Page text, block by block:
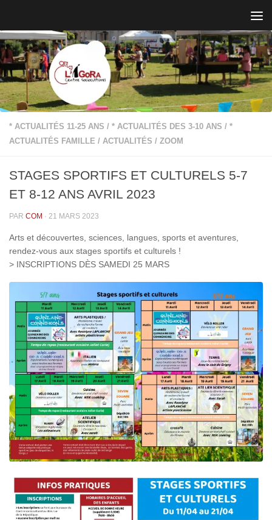
* ACTUALITÉS 11-25 ANS / * ACTUALITÉS DES 3-10 ANS / *
ACTUALITÉS FAMILLE / ACTUALITÉS / ZOOM
STAGES SPORTIFS ET CULTURELS 5-7
ET 8-12 ANS AVRIL 2023
PAR COM · 21 MARS 2023
Arts et découvertes, sciences, langues, sports et aventures,
rendez-vous aux stages sportifs et culturels !
> INSCRIPTIONS DÈS SAMEDI 25 MARS